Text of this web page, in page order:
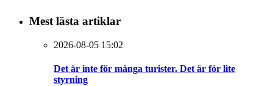
Mest lästa artiklar
2026-08-05 15:02
Det är inte för många turister. Det är för lite
styrning